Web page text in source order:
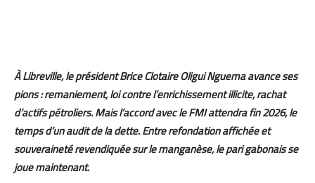
À Libreville, le président Brice Clotaire Oligui Nguema avance ses
pions : remaniement, loi contre l’enrichissement illicite, rachat
d’actifs pétroliers. Mais l’accord avec le FMI attendra fin 2026, le
temps d’un audit de la dette. Entre refondation affichée et
souveraineté revendiquée sur le manganèse, le pari gabonais se
joue maintenant.